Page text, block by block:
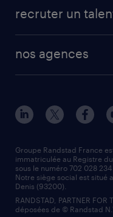
créer un compte
manutentionnaire
assistant
comptable
recruter un
solutions
contact entreprise
faq intérim /
nos agences
nos agences par ville
nos agences par
nos cabinets de
Groupe Randstad France
immatriculée au Registre
sous le numéro 702 028 234.
Notre siège social est situé
Denis (93200).
RANDSTAD, PARTNER FOR
déposées de © Randstad